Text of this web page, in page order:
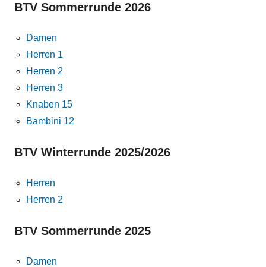
BTV Sommerrunde 2026
Damen
Herren 1
Herren 2
Herren 3
Knaben 15
Bambini 12
BTV Winterrunde 2025/2026
Herren
Herren 2
BTV Sommerrunde 2025
Damen